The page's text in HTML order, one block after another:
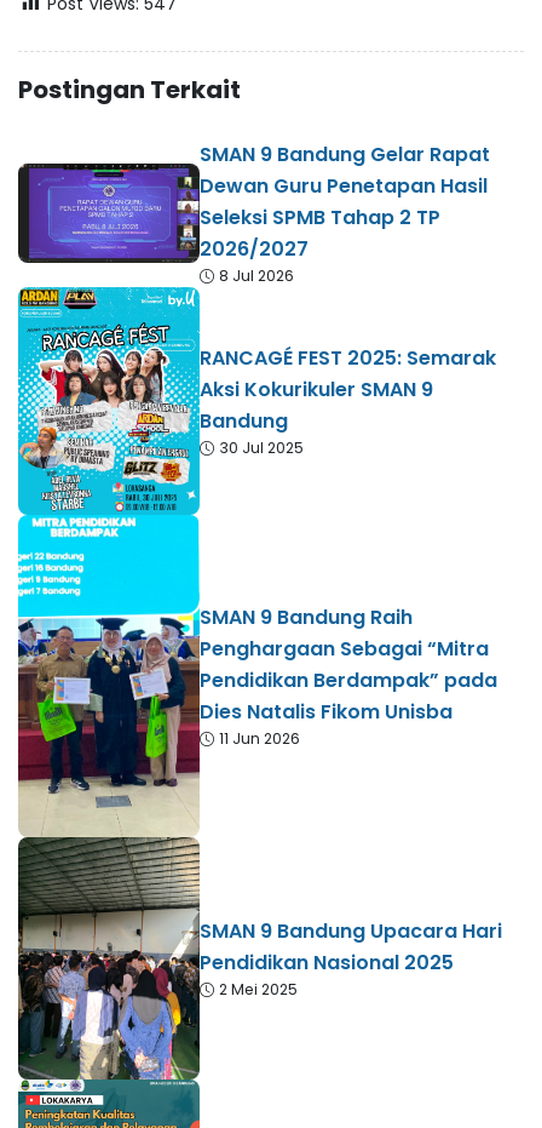
Postingan Terkait
SMAN 9 Bandung Gelar Rapat
Dewan Guru Penetapan Hasil
Seleksi SPMB Tahap 2 TP
2026/2027
8 Jul 2026
RANCAGÉ FEST 2025: Semarak
Aksi Kokurikuler SMAN 9
Bandung
30 Jul 2025
SMAN 9 Bandung Raih
Penghargaan Sebagai “Mitra
Pendidikan Berdampak” pada
Dies Natalis Fikom Unisba
11 Jun 2026
SMAN 9 Bandung Upacara Hari
Pendidikan Nasional 2025
2 Mei 2025